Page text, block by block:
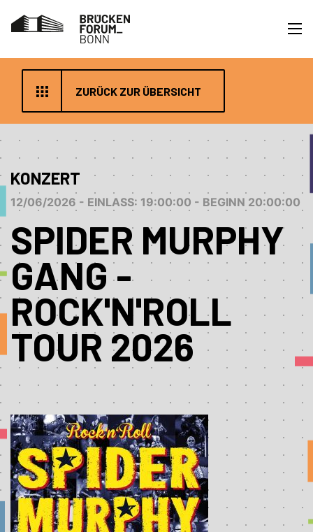
ZURÜCK ZUR ÜBERSICHT
KONZERT
12/06/2026 - EINLASS: 19:00:00 - BEGINN 20:00:00
SPIDER MURPHY
GANG -
ROCK'N'ROLL
TOUR 2026